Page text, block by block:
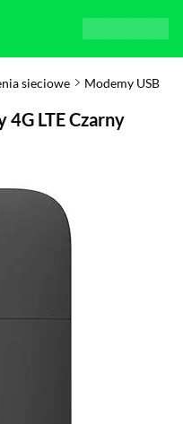
sieciowe Modemy USB
4G LTE Czarny